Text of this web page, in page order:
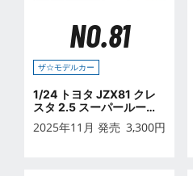
NO.81
ザ☆モデルカー
1/24 トヨタ JZX81 クレ
スタ 2.5 スーパールーセ
ントG '90
2025年11月 発売 3,300円